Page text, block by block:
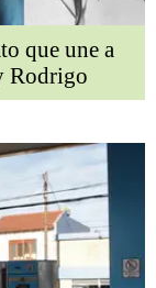
que une a
Rodrigo